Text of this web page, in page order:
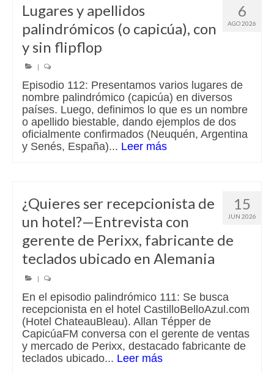
6
AGO 2026
Lugares y apellidos
palindrómicos (o capicúa), con
y sin flipflop
Episodio 112: Presentamos varios lugares de
nombre palindrómico (capicúa) en diversos
países. Luego, definimos lo que es un nombre
o apellido biestable, dando ejemplos de dos
oficialmente confirmados (Neuquén, Argentina
y Senés, España)... Leer más
15
JUN 2026
¿Quieres ser recepcionista de
un hotel?—Entrevista con
gerente de Perixx, fabricante de
teclados ubicado en Alemania
|
En el episodio palindrómico 111: Se busca
recepcionista en el hotel CastilloBelloAzul.com
(Hotel ChateauBleau). Allan Tépper de
CapicúaFM conversa con el gerente de ventas
y mercado de Perixx, destacado fabricante de
teclados ubicado... Leer más